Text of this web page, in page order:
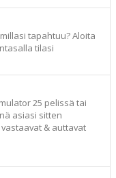
tapahtuu? Aloita
tilasi
25 pelissä tai
asiasi sitten
& auttavat